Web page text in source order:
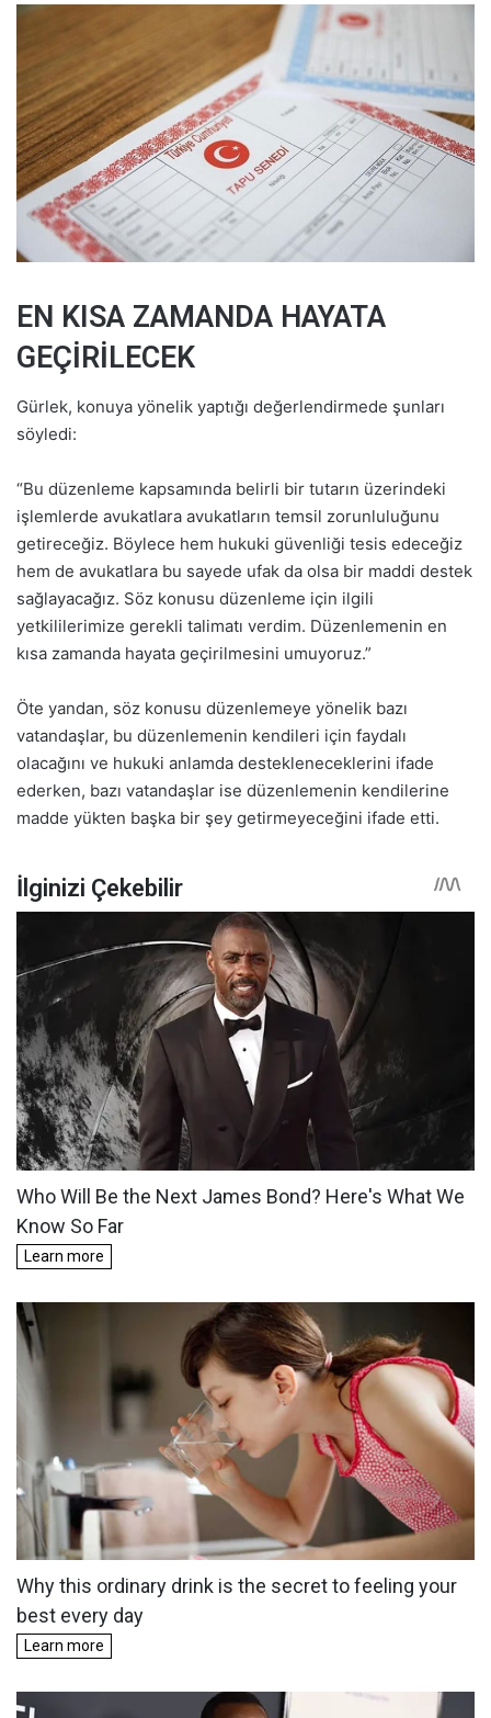
EN KISA ZAMANDA HAYATA
GEÇİRİLECEK
Gürlek, konuya yönelik yaptığı değerlendirmede şunları
söyledi:
“Bu düzenleme kapsamında belirli bir tutarın üzerindeki
işlemlerde avukatlara avukatların temsil zorunluluğunu
getireceğiz. Böylece hem hukuki güvenliği tesis edeceğiz
hem de avukatlara bu sayede ufak da olsa bir maddi destek
sağlayacağız. Söz konusu düzenleme için ilgili
yetkililerimize gerekli talimatı verdim. Düzenlemenin en
kısa zamanda hayata geçirilmesini umuyoruz.”
Öte yandan, söz konusu düzenlemeye yönelik bazı
vatandaşlar, bu düzenlemenin kendileri için faydalı
olacağını ve hukuki anlamda destekleneceklerini ifade
ederken, bazı vatandaşlar ise düzenlemenin kendilerine
madde yükten başka bir şey getirmeyeceğini ifade etti.